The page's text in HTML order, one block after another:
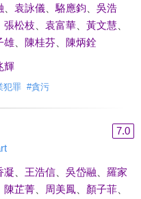
袁詠儀、 駱應鈞
吳浩
張松枝 袁富華、 黃文慧、
雄、 陳桂芬、 陳炳銓
輝
犯罪 #貪污
7.0
凝 王浩信、 吳岱融
羅家
陳芷菁、 周美鳳、 顏子菲、